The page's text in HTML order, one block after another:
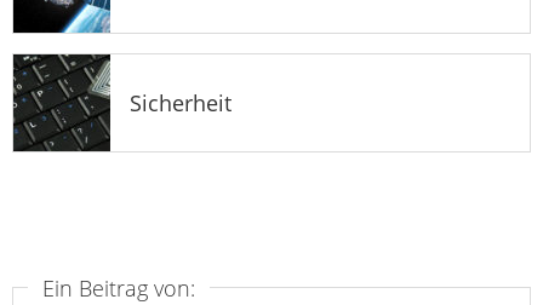
Sicherheit
Ein Beitrag von: